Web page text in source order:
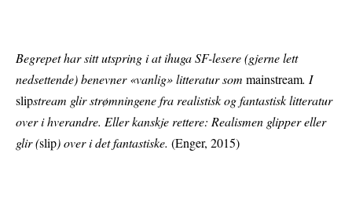
Begrepet har sitt utspring i at ihuga SF-lesere (gjerne lett
nedsettende) benevner «vanlig» litteratur som mainstream. I
slipstream glir strømningene fra realistisk og fantastisk litteratur
over i hverandre. Eller kanskje rettere: Realismen glipper eller
glir (slip) over i det fantastiske. (Enger, 2015)